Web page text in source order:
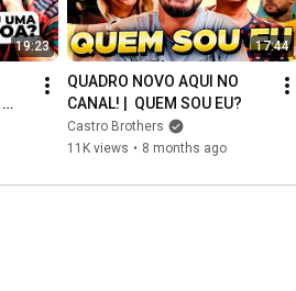
19:23 17:44
QUADRO NOVO AQUI NO
CANAL! |  QUEM SOU EU?
Castro Brothers
11K views • 8 months ago